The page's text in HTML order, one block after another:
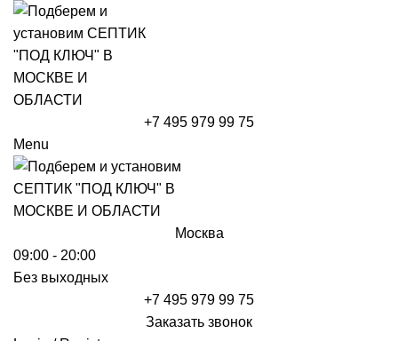
+7 495 979 99 75
Menu
Москва
09:00 - 20:00
Без выходных
+7 495 979 99 75
Заказать звонок